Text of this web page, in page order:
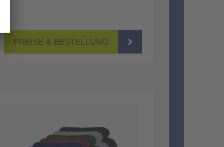
PREISE & BESTELLUNG